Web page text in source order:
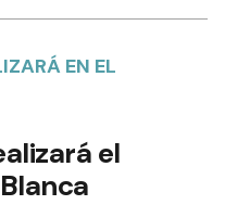
EN EL
el